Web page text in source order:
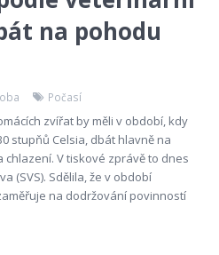
na pohodu
Počasí
zvířat by měli v období, kdy
stupňů Celsia, dbát hlavně na
V tiskové zprávě to dnes
(SVS). Sdělila, že v období
na dodržování povinností